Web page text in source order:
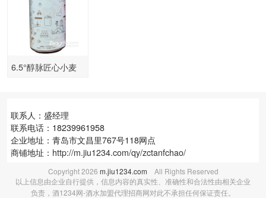
6.5°醇脉匠心小麦
联系人：盛经理
联系电话：18239961958
企业地址：青岛市文昌里767号118网点
商铺地址： http://m.jiu1234.com/qy/zctanfchao/
Copyright2026 m.jiu1234.com All Rights Reserved
以上信息由企业自行提供，信息内容的真实性、准确性和合法性由相关企业
负责，酒1234网-酒水加盟代理招商网对此不承担任何保证责任。